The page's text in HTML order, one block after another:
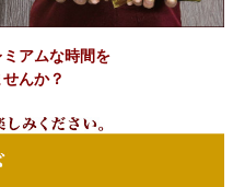
アムな時間を
んか？